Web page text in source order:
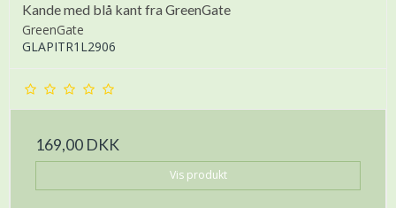
Kande med blå kant fra GreenGate
GreenGate
GLAPITR1L2906
169,00 DKK
Vis produkt